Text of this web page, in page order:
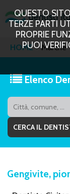
QUESTO
TERZE PARTI
PROPRIE
PUOI
HOME Marche
Elenco
Gengivite,